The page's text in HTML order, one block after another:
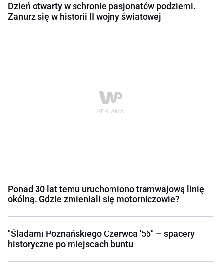
Dzień otwarty w schronie pasjonatów podziemi.
Zanurz się w historii II wojny światowej
Ponad 30 lat temu uruchomiono tramwajową linię
okólną. Gdzie zmieniali się motorniczowie?
"Śladami Poznańskiego Czerwca '56" – spacery
historyczne po miejscach buntu